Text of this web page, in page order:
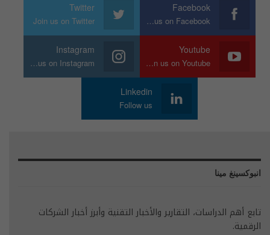
Facebook
Join us on Facebook
Twitter
Join us on Twitter
Youtube
Join us on Youtube
Instagram
Join us on Instagram
Linkedin
Follow us
انبوكسينغ مينا
تابع أهم الدراسات، التقارير والأخبار التقنية وأبرز أخبار الشركات
الرقمية.